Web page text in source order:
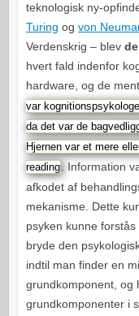
teknologisk ny-
Turing og von
Verdenskrig – blev
hvert fald indenfor
hardware, og de
var
da det var de
Hjernen var et mere
reading. Information
afkodet af
mekanisme. Dette
psyken kunne
bryde den
indtil man finder en
grundkomponent, og
grundkomponenter i